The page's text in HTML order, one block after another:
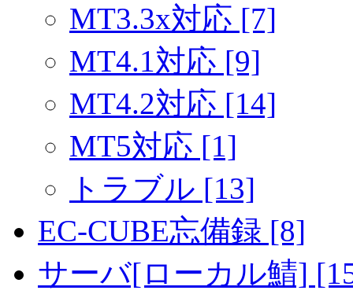
MT3.3x対応 [7]
MT4.1対応 [9]
MT4.2対応 [14]
MT5対応 [1]
トラブル [13]
EC-CUBE忘備録 [8]
サーバ[ローカル鯖]